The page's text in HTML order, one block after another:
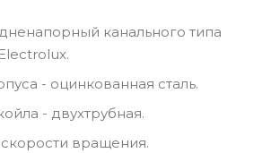
канального типа
- оцинкованная сталь.
- двухтрубная.
вращения.